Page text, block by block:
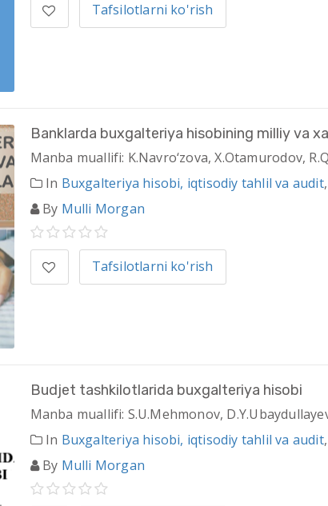
Tafsilotlarni ko'rish
Banklarda buxgalteriya hisobining milliy va
Manba muallifi: K.Navro‘zova, X.Otamurodov,
In Buxgalteriya hisobi, iqtisodiy tahlil va audit
By Mulli Morgan
Tafsilotlarni ko'rish
Budjet tashkilotlarida buxgalteriya hisobi
Manba muallifi: S.U.Mehmonov,
In Buxgalteriya hisobi, iqtisodiy tahlil va audit,
By Mulli Morgan